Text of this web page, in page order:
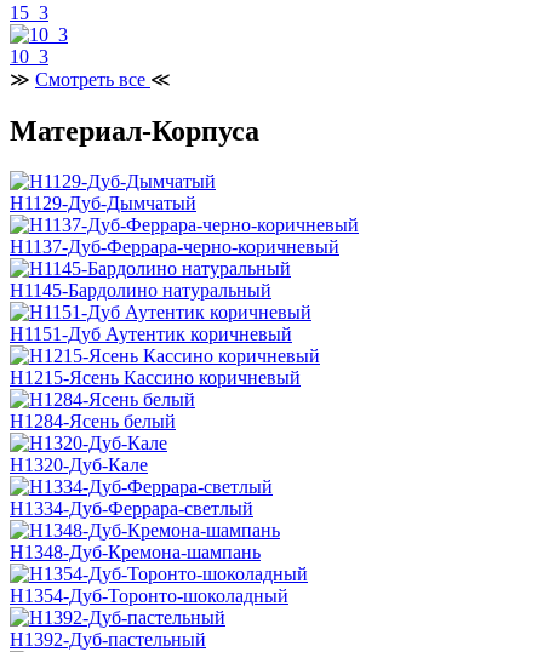
15_3
10_3
≫ Смотреть все ≪
Материал-Корпуса
H1129-Дуб-Дымчатый
H1137-Дуб-Феррара-черно-коричневый
H1145-Бардолино натуральный
H1151-Дуб Аутентик коричневый
H1215-Ясень Кассино коричневый
H1284-Ясень белый
H1320-Дуб-Кале
H1334-Дуб-Феррара-светлый
H1348-Дуб-Кремона-шампань
H1354-Дуб-Торонто-шоколадный
H1392-Дуб-пастельный